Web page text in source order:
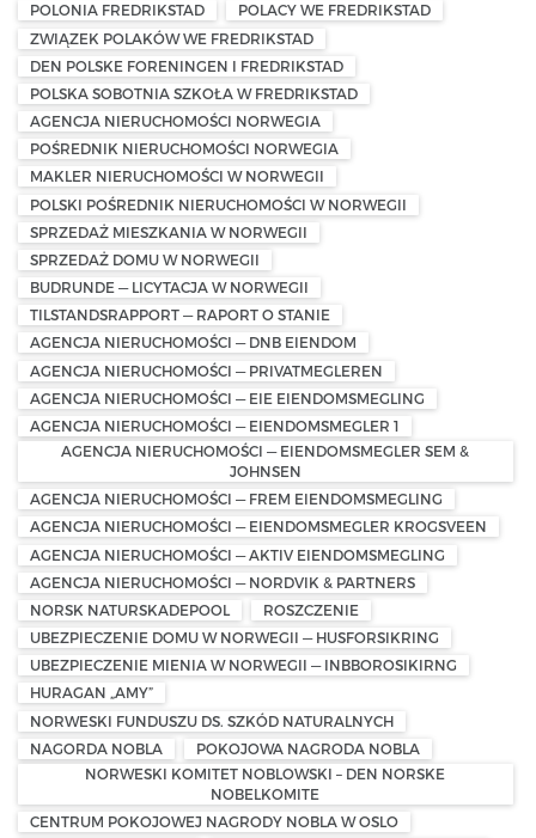
POLONIA FREDRIKSTAD
POLACY WE FREDRIKSTAD
ZWIĄZEK POLAKÓW WE FREDRIKSTAD
DEN POLSKE FORENINGEN I FREDRIKSTAD
POLSKA SOBOTNIA SZKOŁA W FREDRIKSTAD
AGENCJA NIERUCHOMOŚCI NORWEGIA
POŚREDNIK NIERUCHOMOŚCI NORWEGIA
MAKLER NIERUCHOMOŚCI W NORWEGII
POLSKI POŚREDNIK NIERUCHOMOŚCI W NORWEGII
SPRZEDAŻ MIESZKANIA W NORWEGII
SPRZEDAŻ DOMU W NORWEGII
BUDRUNDE — LICYTACJA W NORWEGII
TILSTANDSRAPPORT — RAPORT O STANIE
AGENCJA NIERUCHOMOŚCI — DNB EIENDOM
AGENCJA NIERUCHOMOŚCI — PRIVATMEGLEREN
AGENCJA NIERUCHOMOŚCI — EIE EIENDOMSMEGLING
AGENCJA NIERUCHOMOŚCI — EIENDOMSMEGLER 1
AGENCJA NIERUCHOMOŚCI — EIENDOMSMEGLER SEM &
JOHNSEN
AGENCJA NIERUCHOMOŚCI — FREM EIENDOMSMEGLING
AGENCJA NIERUCHOMOŚCI — EIENDOMSMEGLER KROGSVEEN
AGENCJA NIERUCHOMOŚCI — AKTIV EIENDOMSMEGLING
AGENCJA NIERUCHOMOŚCI — NORDVIK & PARTNERS
NORSK NATURSKADEPOOL
ROSZCZENIE
UBEZPIECZENIE DOMU W NORWEGII — HUSFORSIKRING
UBEZPIECZENIE MIENIA W NORWEGII — INBBOROSIKIRNG
HURAGAN „AMY”
NORWESKI FUNDUSZU DS. SZKÓD NATURALNYCH
NAGORDA NOBLA
POKOJOWA NAGRODA NOBLA
NORWESKI KOMITET NOBLOWSKI – DEN NORSKE
NOBELKOMITE
CENTRUM POKOJOWEJ NAGRODY NOBLA W OSLO